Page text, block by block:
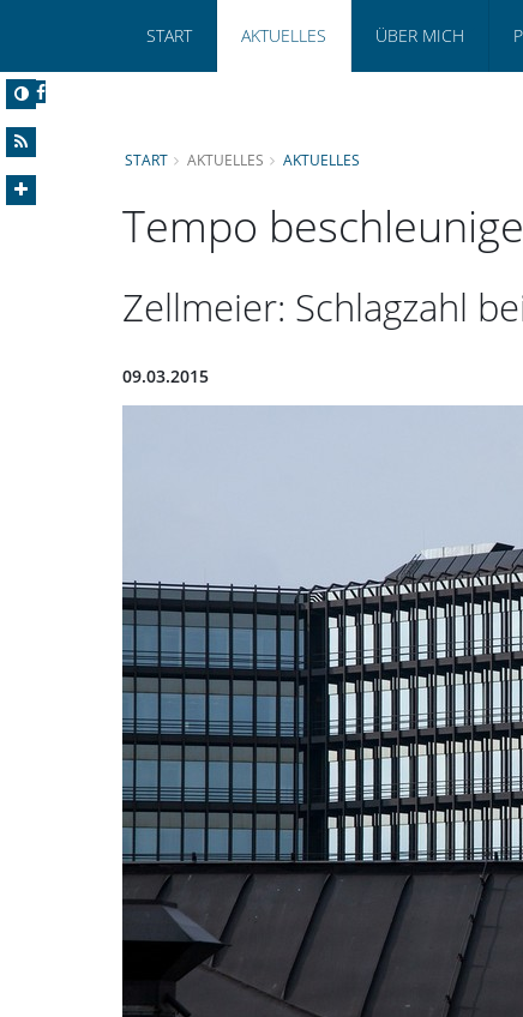
START AKTUELLES ÜBER MICH
START AKTUELLES AKTUELLES
Tempo
Zellmeier: Schlagzahl
09.03.2015